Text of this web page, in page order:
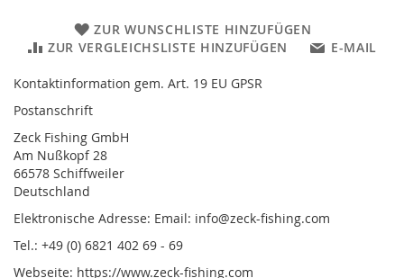
ZUR WUNSCHLISTE HINZUFÜGEN
ZUR VERGLEICHSLISTE HINZUFÜGEN
E-MAIL
Kontaktinformation gem. Art. 19 EU GPSR
Postanschrift
Zeck Fishing GmbH
Am Nußkopf 28
66578 Schiffweiler
Deutschland
Elektronische Adresse: Email: info@zeck-fishing.com
Tel.: +49 (0) 6821 402 69 - 69
Webseite: https://www.zeck-fishing.com